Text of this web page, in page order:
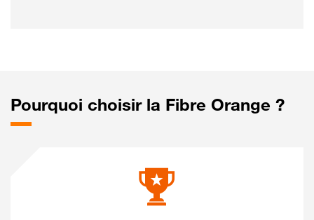
Pourquoi choisir la Fibre Orange ?